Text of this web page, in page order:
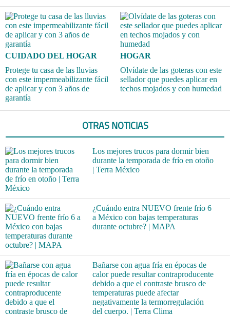
CUIDADO DEL HOGAR
Protege tu casa de las lluvias
con este impermeabilizante fácil
de aplicar y con 3 años de
garantía
HOGAR
Olvídate de las goteras con este
sellador que puedes aplicar en
techos mojados y con humedad
OTRAS NOTICIAS
Los mejores trucos para dormir bien
durante la temporada de frío en otoño
| Terra México
¿Cuándo entra NUEVO frente frío 6
a México con bajas temperaturas
durante octubre? | MAPA
Bañarse con agua fría en épocas de
calor puede resultar contraproducente
debido a que el contraste brusco de
temperaturas puede afectar
negativamente la termorregulación
del cuerpo. | Terra Clima